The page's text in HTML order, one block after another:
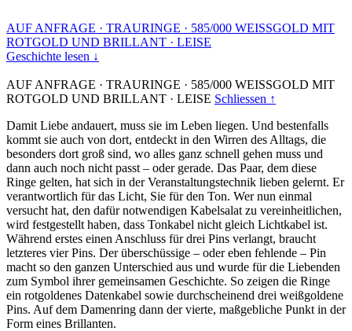
AUF ANFRAGE · TRAURINGE · 585/000 WEISSGOLD MIT
ROTGOLD UND BRILLANT · LEISE
Geschichte lesen ↓
AUF ANFRAGE · TRAURINGE · 585/000 WEISSGOLD MIT
ROTGOLD UND BRILLANT · LEISE Schliessen ↑
Damit Liebe andauert, muss sie im Leben liegen. Und bestenfalls
kommt sie auch von dort, entdeckt in den Wirren des Alltags, die
besonders dort groß sind, wo alles ganz schnell gehen muss und
dann auch noch nicht passt – oder gerade. Das Paar, dem diese
Ringe gelten, hat sich in der Veranstaltungstechnik lieben gelernt. Er
verantwortlich für das Licht, Sie für den Ton. Wer nun einmal
versucht hat, den dafür notwendigen Kabelsalat zu vereinheitlichen,
wird festgestellt haben, dass Tonkabel nicht gleich Lichtkabel ist.
Während erstes einen Anschluss für drei Pins verlangt, braucht
letzteres vier Pins. Der überschüssige – oder eben fehlende – Pin
macht so den ganzen Unterschied aus und wurde für die Liebenden
zum Symbol ihrer gemeinsamen Geschichte. So zeigen die Ringe
ein rotgoldenes Datenkabel sowie durchscheinend drei weißgoldene
Pins. Auf dem Damenring dann der vierte, maßgebliche Punkt in der
Form eines Brillanten.